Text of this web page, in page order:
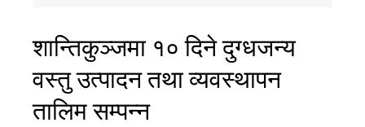
शान्तिकुञ्जमा १० दिने दुग्धजन्य
वस्तु उत्पादन तथा व्यवस्थापन
तालिम सम्पन्न